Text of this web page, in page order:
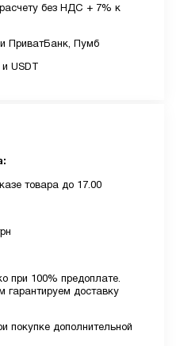
товара до 17.00
при 100% предоплате.
гарантируем доставку
покупке дополнительной
без НДС + 7% к
ПриватБанк, Пумб
USDT